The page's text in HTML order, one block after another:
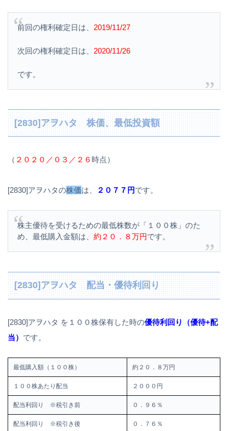
前回の権利確定日は、 2019/11/27
次回の権利確定日は、 2020/11/26
です。
[2830]アヲハタ 株価、最低投資額
（ ２０２０／０３／２６時点）
[2830]アヲハタの株価は、 ２０７７円です。
株主優待を受けるための最低株数が「１００株」のた
め、最低購入金額は、 約２０．８万円です。
[2830]アヲハタ 配当・優待利回り
[2830]アヲハタ を１００株保有した時の優待利回り（優待+配
当） です。
最低購入額（１００株） 約２０．８万円
１００株あたり配当 ２０００円
配当利回り ※税引き前 ０．９６％
配当利回り ※税引き後 ０．７６％